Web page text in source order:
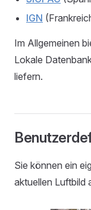
IGN
Im Allgemeinen
Lokale
liefern.
Sie können ein
aktuellen Luftbild